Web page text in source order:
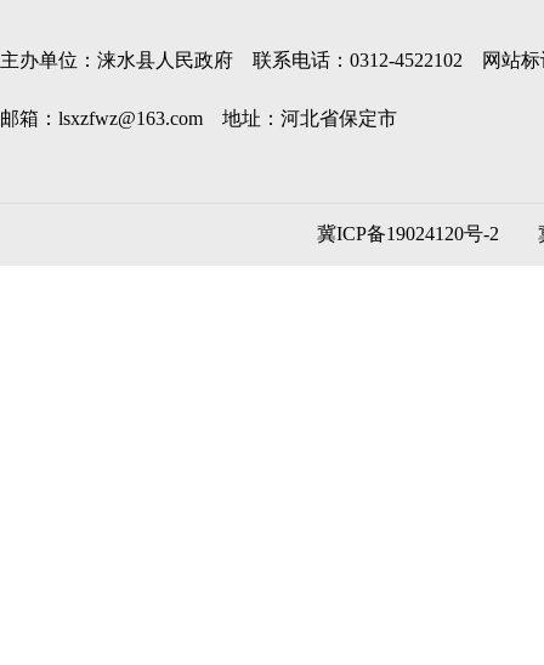
主办单位：涞水县人民政府 联系电话：0312-4522102 网站标
邮箱：lsxzfwz@163.com 地址：河北省保定市
冀ICP备19024120号-2